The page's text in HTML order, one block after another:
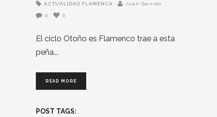
ACTUALIDAD FLAMENCA Juan Garrido
0 0
El ciclo Otoño es Flamenco trae a esta
peña
READ MORE
POST TAGS: